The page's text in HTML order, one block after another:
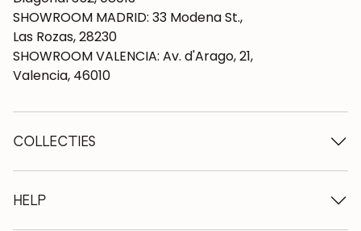
SHOWROOM MADRID: 33 Modena St.,
Las Rozas, 28230
SHOWROOM VALENCIA: Av. d'Arago, 21,
Valencia, 46010
COLLECTIES
Houten tafels
Uitschuifbare tafels
Houten stoelen
HELP
Wie we zijn